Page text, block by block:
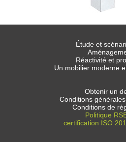
Étude et
Réactivité et
Un mobilier moderne
Obtenir un
Conditions
Conditions de
Politique
certification ISO